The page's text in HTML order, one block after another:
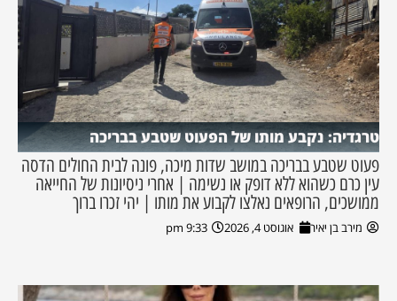
טרגדיה: נקבע מותו של הפעוט שטבע בבריכה
פעוט שטבע בבריכה במושב שדות מיכה, פונה לבית החולים הדסה
עין כרם כשהוא ללא דופק או נשימה | אחרי ניסיונות של החייאה
ממושכים, הרופאים נאלצו לקבוע את מותו | יהי זכרו ברוך
מירב בן יאיר אוגוסט 4, 2026 9:33 pm